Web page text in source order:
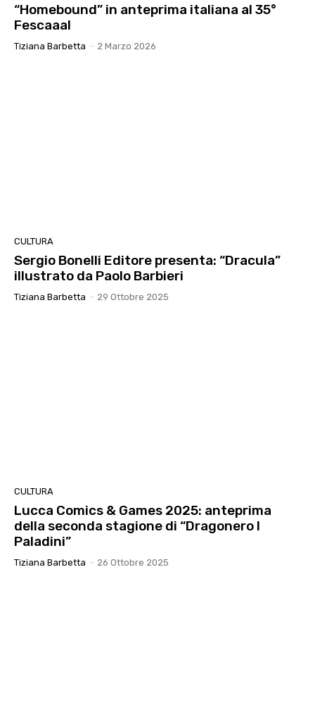
“Homebound” in anteprima italiana al 35°
Fescaaal
Tiziana Barbetta - 2 Marzo 2026
CULTURA
Sergio Bonelli Editore presenta: “Dracula”
illustrato da Paolo Barbieri
Tiziana Barbetta - 29 Ottobre 2025
CULTURA
Lucca Comics & Games 2025: anteprima
della seconda stagione di “Dragonero I
Paladini”
Tiziana Barbetta - 26 Ottobre 2025